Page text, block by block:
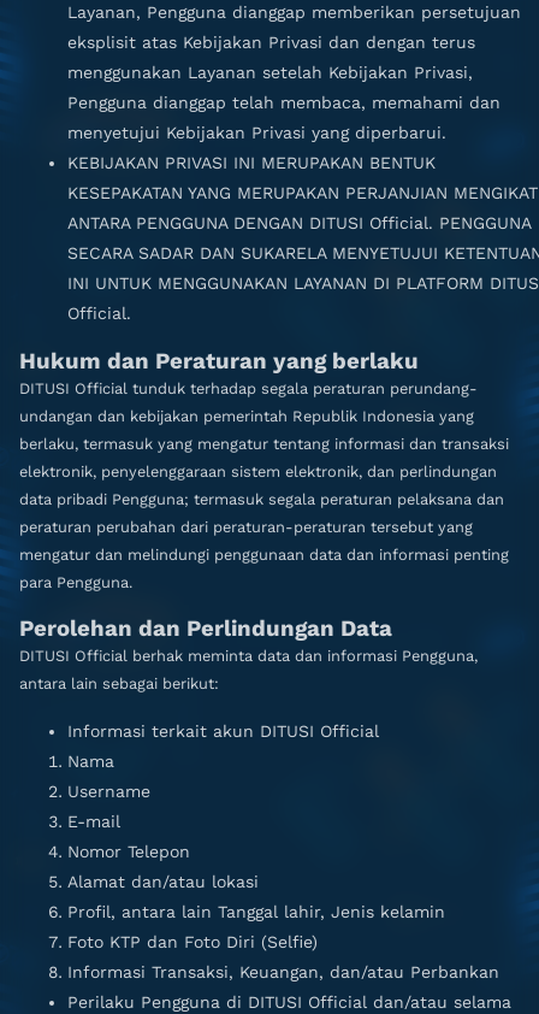
Layanan, Pengguna dianggap memberikan persetujuan
eksplisit atas Kebijakan Privasi dan dengan terus
menggunakan Layanan setelah Kebijakan Privasi,
Pengguna dianggap telah membaca, memahami dan
menyetujui Kebijakan Privasi yang diperbarui.
KEBIJAKAN PRIVASI INI MERUPAKAN BENTUK
KESEPAKATAN YANG MERUPAKAN PERJANJIAN MENGIKAT
ANTARA PENGGUNA DENGAN DITUSI Official. PENGGUNA
SECARA SADAR DAN SUKARELA MENYETUJUI
INI UNTUK MENGGUNAKAN LAYANAN DI PLATFORM
Official.
Hukum dan Peraturan yang berlaku
DITUSI Official tunduk terhadap segala peraturan perundang-
undangan dan kebijakan pemerintah Republik Indonesia yang
berlaku, termasuk yang mengatur tentang informasi dan transaksi
elektronik, penyelenggaraan sistem elektronik, dan perlindungan
data pribadi Pengguna; termasuk segala peraturan pelaksana dan
peraturan perubahan dari peraturan-peraturan tersebut yang
mengatur dan melindungi penggunaan data dan informasi penting
para Pengguna.
Perolehan dan Perlindungan Data
DITUSI Official berhak meminta data dan informasi Pengguna,
antara lain sebagai berikut:
Informasi terkait akun DITUSI Official
Nama
Username
E-mail
Nomor Telepon
Alamat dan/atau lokasi
Profil, antara lain Tanggal lahir, Jenis kelamin
Foto KTP dan Foto Diri (Selfie)
Informasi Transaksi, Keuangan, dan/atau Perbankan
Perilaku Pengguna di DITUSI Official dan/atau selama